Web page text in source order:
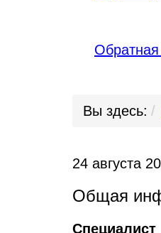
Обратная
Вы здесь:
24 августа
Общая
Специалист